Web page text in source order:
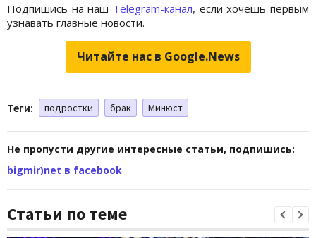
Подпишись на наш Telegram-канал, если хочешь первым
узнавать главные новости.
Читайте нас в Google.News
Теги: подростки брак Минюст
Не пропусти другие интересные статьи, подпишись:
bigmir)net в facebook
Статьи по теме